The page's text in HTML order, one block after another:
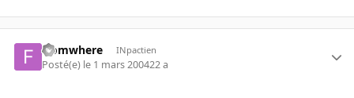
fromwhere INpactien
Posté(e) le 1 mars 200422 a